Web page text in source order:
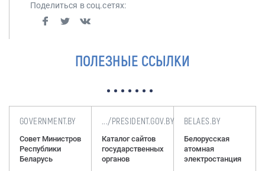
Поделиться в соц.сетях:
ПОЛЕЗНЫЕ ССЫЛКИ
GOVERNMENT.BY
Совет Министров
Республики
Беларусь
.../PRESIDENT.GOV.BY
Каталог сайтов
государственных
органов
BELAES.BY
Белорусская
атомная
электростанция